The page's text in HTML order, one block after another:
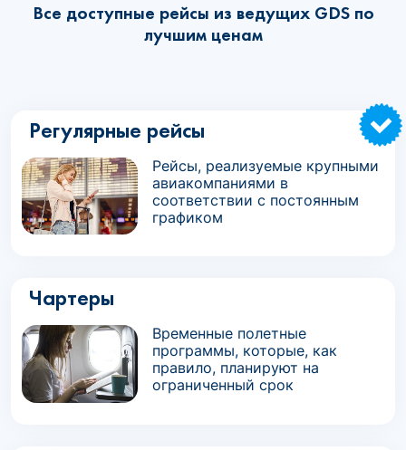
Все доступные рейсы из ведущих GDS по
лучшим ценам
Регулярные рейсы
Рейсы, реализуемые крупными
авиакомпаниями в
соответствии с постоянным
графиком
Чартеры
Временные полетные
программы, которые, как
правило, планируют на
ограниченный срок